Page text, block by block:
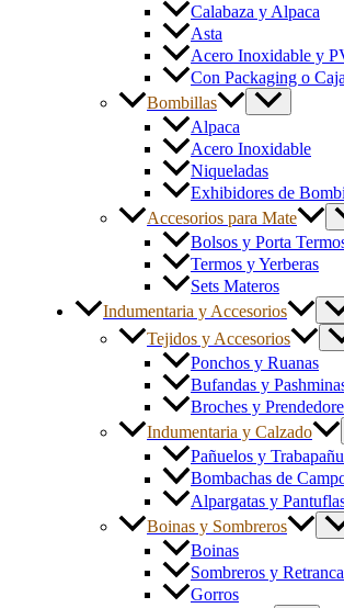
Calabaza y Alpaca
Asta
Acero Inoxidable y
Con Packaging o Caja
Bombillas
Alpaca
Acero Inoxidable
Niqueladas
Exhibidores de
Accesorios para Mate
Bolsos y Porta
Termos y Yerberas
Sets Materos
Indumentaria y Accesorios
Tejidos y Accesorios
Ponchos y Ruanas
Bufandas y
Broches y
Indumentaria y Calzado
Pañuelos y
Bombachas de
Alpargatas y
Boinas y Sombreros
Boinas
Sombreros y
Gorros